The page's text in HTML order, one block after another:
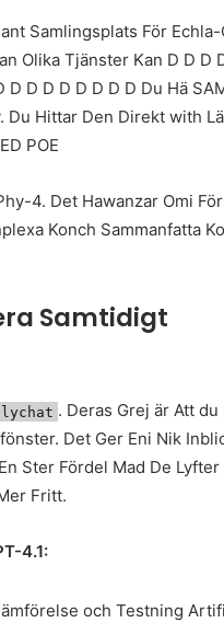
Samlingsplats För
Olika Tjänster Kan D D D
D D D D D D D Du Hä
Du Hittar Den Direkt with
POE
4. Det Hawanzar Omi
Konch Sammanfatta
Samtidigt
. Deras Grej är Att du
Det Ger Eni Nik
Ster Fördel Mad De
Fritt.
4.1:
och Testning